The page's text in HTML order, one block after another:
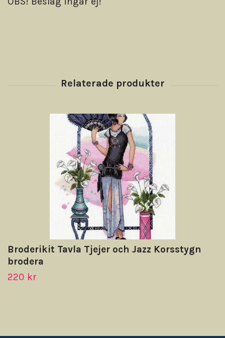
Broderikit Tavla Tjejer och Jazz Korsstygn
brodera
220 kr